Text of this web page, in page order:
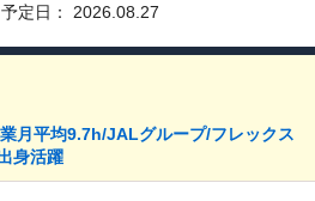
定日： 2026.08.27
月平均9.7h/JALグループ/フレックス
身活躍